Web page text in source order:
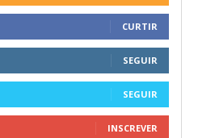
CURTIR
SEGUIR
SEGUIR
INSCREVER